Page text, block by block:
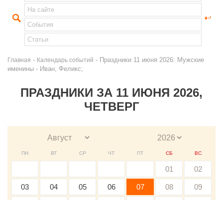
Главная - Календарь событий - Праздники 11 июня 2026: Мужские
именины - Иван, Феликс;
ПРАЗДНИКИ ЗА 11 ИЮНЯ 2026,
ЧЕТВЕРГ
ПН ВТ СР ЧТ ПТ СБ ВС
01 02
03 04 05 06 07 08 09